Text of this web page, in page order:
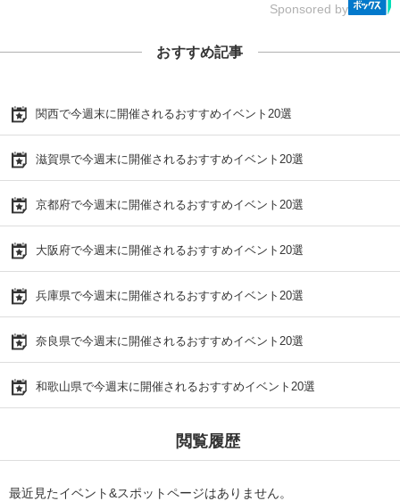
Sponsored by
おすすめ記事
関西で今週末に開催されるおすすめイベント20選
滋賀県で今週末に開催されるおすすめイベント20選
京都府で今週末に開催されるおすすめイベント20選
大阪府で今週末に開催されるおすすめイベント20選
兵庫県で今週末に開催されるおすすめイベント20選
奈良県で今週末に開催されるおすすめイベント20選
和歌山県で今週末に開催されるおすすめイベント20選
閲覧履歴
最近見たイベント&スポットページはありません。